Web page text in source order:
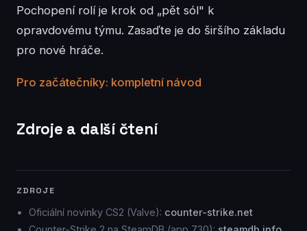
Pochopení rolí je krok od „pět sól" k
opravdovému týmu. Zasaďte je do širšího základu
pro nové hráče.
Pro začátečníky: kompletní návod
Zdroje a další čtení
ZDROJE
Oficiální novinky CS2 (Valve): counter-strike.net